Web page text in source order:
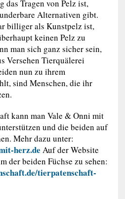
das Tragen von Pelz ist,
Alternativen gibt.
billiger als Kunstpelz ist,
keinen Pelz zu
man sich ganz sicher sein,
Versehen Tierquälerei
nun zu ihrem
sind Menschen, die ihr
kann man Vale & Onni mit
und die beiden auf
Mehr dazu unter:
herz.de Auf der Website
der beiden Füchse zu sehen:
tierpatenschaft-